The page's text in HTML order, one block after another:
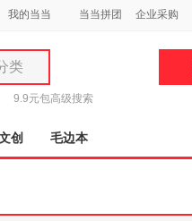
我的当当 当当拼团 企业采购
类
9.9元包高级搜索
创 毛边本